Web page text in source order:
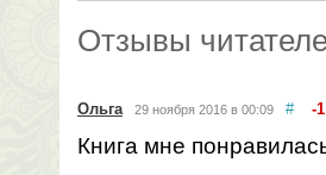
Отзывы
Ольга 29 ноября 2016 в 00:09 # -1
Книга мне